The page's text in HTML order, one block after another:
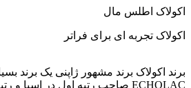
اکولاک اطلس مال
اکولاک تجربه ای برای فراتر